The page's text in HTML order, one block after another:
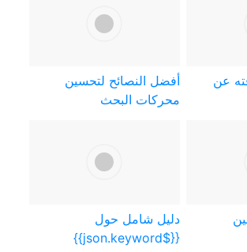
عن
أفضل النصائح لتحسين
محركات البحث
دليل شامل حول
{{$json.keyword}}